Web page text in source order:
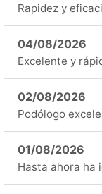
Rapidez y
04/08/2026
Excelente y
02/08/2026
Podólogo
01/08/2026
Hasta ahora ha